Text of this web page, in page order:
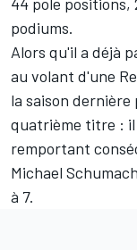
podiums.
Alors qu'il a déjà
au volant d'une
la saison
quatrième titre :
remportant
Michael
à 7.